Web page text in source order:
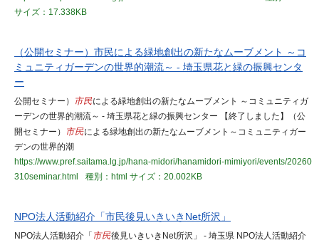
サイズ：17.338KB
（公開セミナー）市民による緑地創出の新たなムーブメント ～コ
ミュニティガーデンの世界的潮流～ - 埼玉県花と緑の振興センタ
ー
公開セミナー） 市民による緑地創出の新たなムーブメント ～コミュニティガ
ーデンの世界的潮流～ - 埼玉県花と緑の振興センター 【終了しました】（公
開セミナー）
市民による緑地創出の新たなムーブメント～コミュニティガー
デンの世界的潮
https://www.pref.saitama.lg.jp/hana-midori/hanamidori-mimiyori/events/20260
310seminar.html
種別：html サイズ：20.002KB
NPO法人活動紹介「市民後見いきいきNet所沢」
NPO法人活動紹介「 市民後見いきいきNet所沢」 - 埼玉県 NPO法人活動紹介